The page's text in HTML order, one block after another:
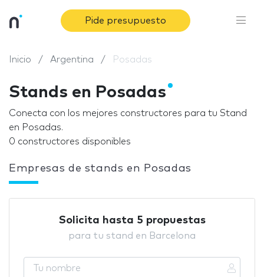
Pide presupuesto
Inicio Argentina Posadas
Stands en Posadas
Conecta con los mejores constructores para tu Stand
en Posadas.
0 constructores disponibles
Empresas de stands en Posadas
Solicita hasta 5 propuestas
para tu stand en Barcelona